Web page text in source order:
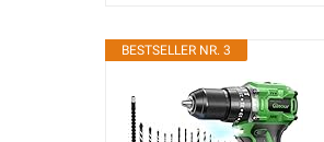
BESTSELLER NR. 3